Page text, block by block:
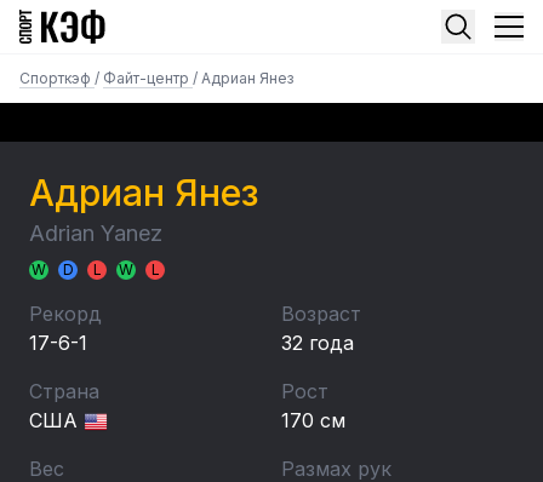
Спорткэф / Файт-центр / Адриан Янез
Адриан Янез
Adrian Yanez
W D L W L
Рекорд
17-6-1
Возраст
32 года
Страна
США
Рост
170 см
Вес
Размах рук